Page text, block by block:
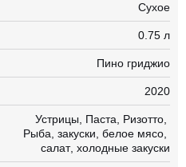
Сухое
0.75 л
Пино гриджио
2020
Устрицы Паста
Ризотто
Рыба закуски белое мясо
салат холодные закуски